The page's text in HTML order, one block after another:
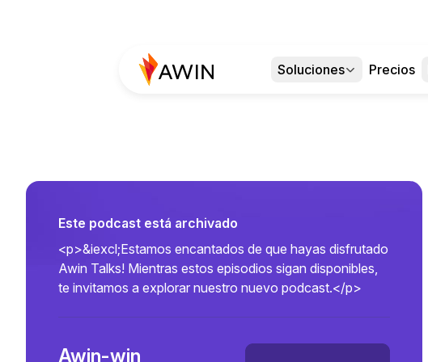
Soluciones Precios
Este podcast está archivado
<p>&iexcl;Estamos encantados de que hayas disfrutado
Awin Talks! Mientras estos episodios sigan disponibles,
te invitamos a explorar nuestro nuevo podcast.</p>
Awin-win